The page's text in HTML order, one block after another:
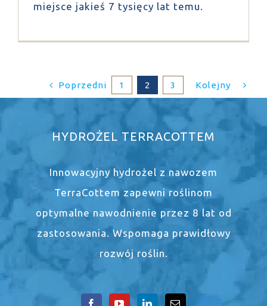
miejsce jakieś 7 tysięcy lat temu.
Poprzedni 1 2 3 Kolejny
HYDROŻEL TERRACOTTEM
Innowacyjny hydrożel z nawozem
TerraCottem zapewni roślinom
optymalne nawodnienie przez 8 lat od
zastosowania. Wspomaga prawidłowy
rozwój roślin.